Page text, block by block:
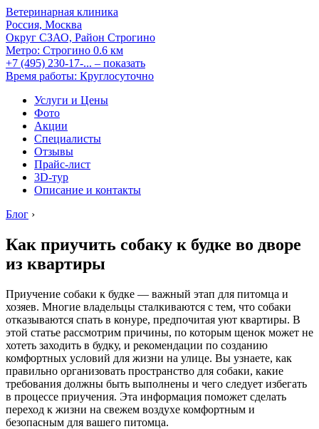
Ветеринарная клиника
Россия, Москва
Округ СЗАО, Район Строгино
Метро: Строгино 0.6 км
+7 (495) 230-17-... – показать
Время работы: Круглосуточно
Услуги и Цены
Фото
Акции
Специалисты
Отзывы
Прайс-лист
3D-тур
Описание и контакты
Блог ›
Как приучить собаку к будке во дворе
из квартиры
Приучение собаки к будке — важный этап для питомца и
хозяев. Многие владельцы сталкиваются с тем, что собаки
отказываются спать в конуре, предпочитая уют квартиры. В
этой статье рассмотрим причины, по которым щенок может не
хотеть заходить в будку, и рекомендации по созданию
комфортных условий для жизни на улице. Вы узнаете, как
правильно организовать пространство для собаки, какие
требования должны быть выполнены и чего следует избегать
в процессе приучения. Эта информация поможет сделать
переход к жизни на свежем воздухе комфортным и
безопасным для вашего питомца.